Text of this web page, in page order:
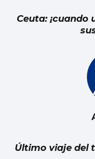
Ceuta:
Último viaje del